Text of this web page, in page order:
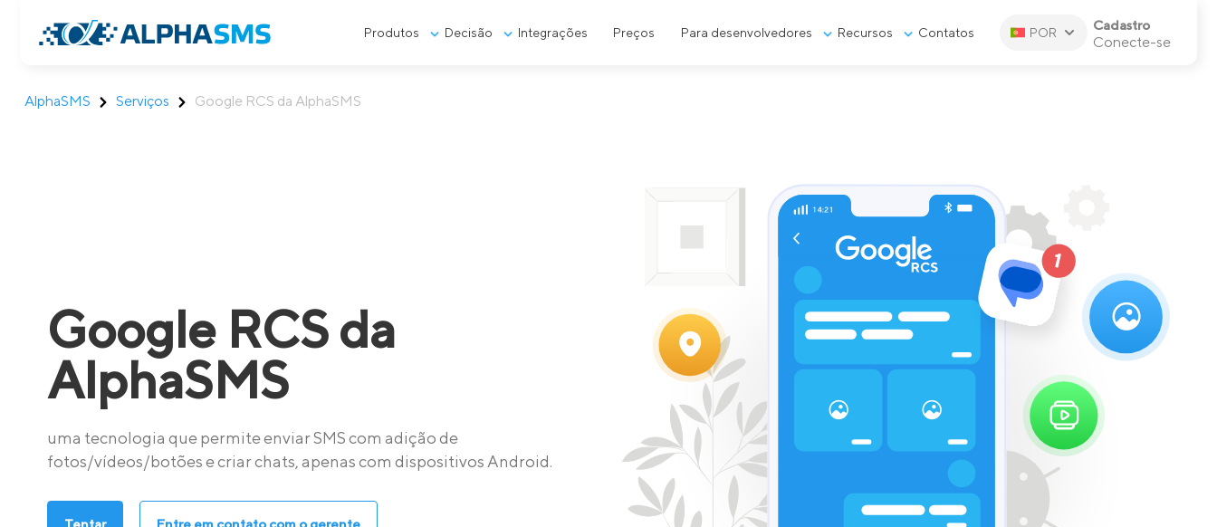
AlphaSMS Serviços Google RCS da AlphaSMS
Produtos Decisão Integrações Preços Para desenvolvedores Recursos Contatos POR Cadastro
Conecte-se
Google RCS da
AlphaSMS
uma tecnologia que permite enviar SMS com adição de
fotos/vídeos/botões e criar chats, apenas com dispositivos Android.
Tentar Entre em contato com o gerente